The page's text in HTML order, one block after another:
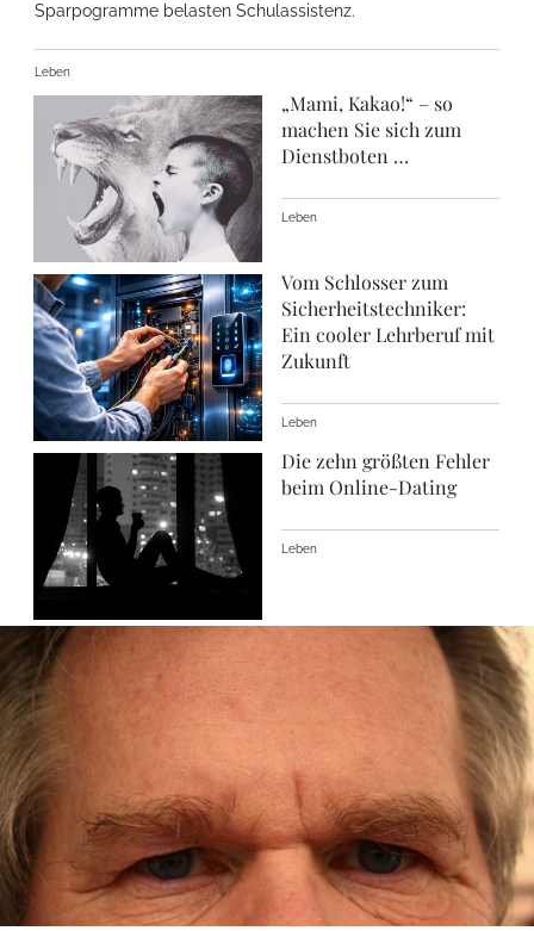
Sparpogramme belasten Schulassistenz.
Leben
„Mami, Kakao!“ – so
machen Sie sich zum
Dienstboten …
Leben
Vom Schlosser zum
Sicherheitstechniker:
Ein cooler Lehrberuf mit
Zukunft
Leben
Die zehn größten Fehler
beim Online-Dating
Leben